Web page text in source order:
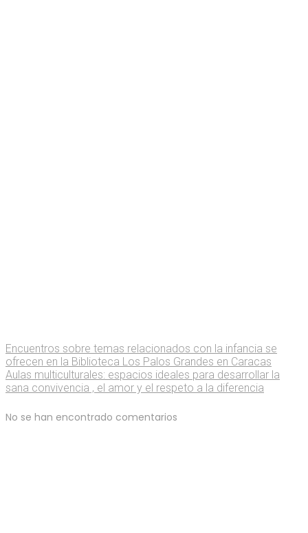
Encuentros sobre temas relacionados con la infancia se
ofrecen en la Biblioteca Los Palos Grandes en Caracas
Aulas multiculturales: espacios ideales para desarrollar la
sana convivencia , el amor y el respeto a la diferencia
No se han encontrado comentarios